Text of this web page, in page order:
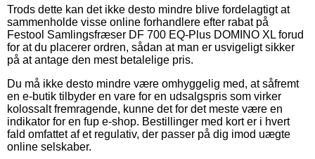
Trods dette kan det ikke desto mindre blive fordelagtigt at
sammenholde visse online forhandlere efter rabat på
Festool Samlingsfræser DF 700 EQ-Plus DOMINO XL forud
for at du placerer ordren, sådan at man er usvigeligt sikker
på at antage den mest betalelige pris.
Du må ikke desto mindre være omhyggelig med, at såfremt
en e-butik tilbyder en vare for en udsalgspris som virker
kolossalt fremragende, kunne det for det meste være en
indikator for en fup e-shop. Bestillinger med kort er i hvert
fald omfattet af et regulativ, der passer på dig imod uægte
online selskaber.